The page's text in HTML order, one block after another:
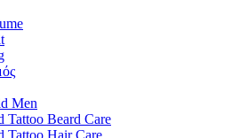
Men
Tattoo Beard Care
Tattoo Hair Care